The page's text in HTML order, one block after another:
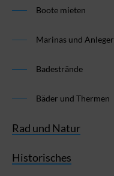
Boote mieten
Marinas und Anleger
Badestrände
Bäder und Thermen
Rad und Natur
Historisches